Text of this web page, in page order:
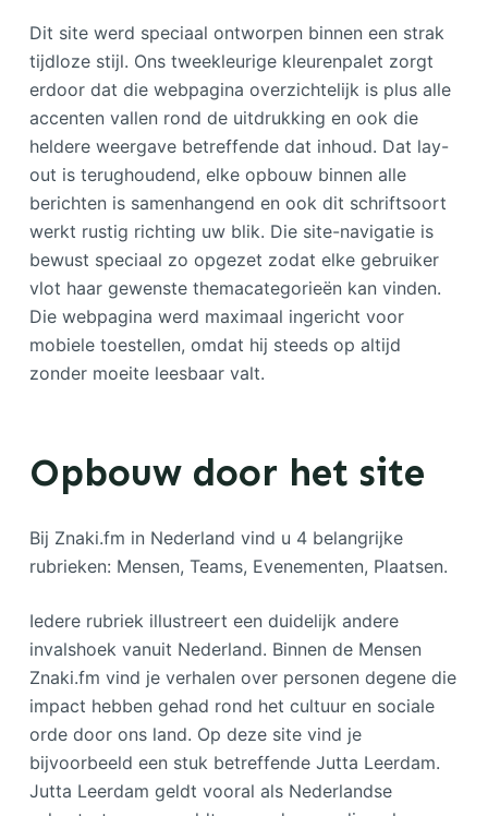
Dit site werd speciaal ontworpen binnen een strak
tijdloze stijl. Ons tweekleurige kleurenpalet zorgt
erdoor dat die webpagina overzichtelijk is plus alle
accenten vallen rond de uitdrukking en ook die
heldere weergave betreffende dat inhoud. Dat lay-
out is terughoudend, elke opbouw binnen alle
berichten is samenhangend en ook dit schriftsoort
werkt rustig richting uw blik. Die site-navigatie is
bewust speciaal zo opgezet zodat elke gebruiker
vlot haar gewenste themacategorieën kan vinden.
Die webpagina werd maximaal ingericht voor
mobiele toestellen, omdat hij steeds op altijd
zonder moeite leesbaar valt.
Opbouw door het site
Bij Znaki.fm in Nederland vind u 4 belangrijke
rubrieken: Mensen, Teams, Evenementen, Plaatsen.
Iedere rubriek illustreert een duidelijk andere
invalshoek vanuit Nederland. Binnen de Mensen
Znaki.fm vind je verhalen over personen degene die
impact hebben gehad rond het cultuur en sociale
orde door ons land. Op deze site vind je
bijvoorbeeld een stuk betreffende Jutta Leerdam.
Jutta Leerdam geldt vooral als Nederlandse